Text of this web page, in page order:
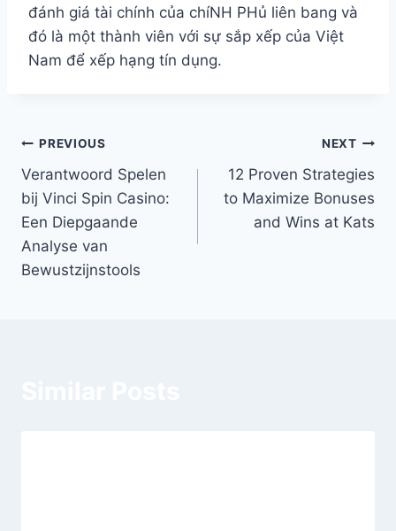
đánh giá tài chính của chíNH PHủ liên bang và
đó là một thành viên với sự sắp xếp của Việt
Nam để xếp hạng tín dụng.
Post
navigation
PREVIOUS
Verantwoord Spelen
bij Vinci Spin Casino:
Een Diepgaande
Analyse van
Bewustzijnstools
NEXT
12 Proven Strategies
to Maximize Bonuses
and Wins at Kats